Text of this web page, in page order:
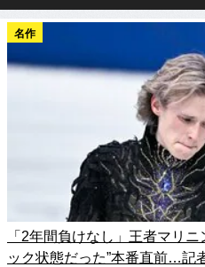
名作
「2年間負けなし」王者マリ
ック状態だった”本番直前…記